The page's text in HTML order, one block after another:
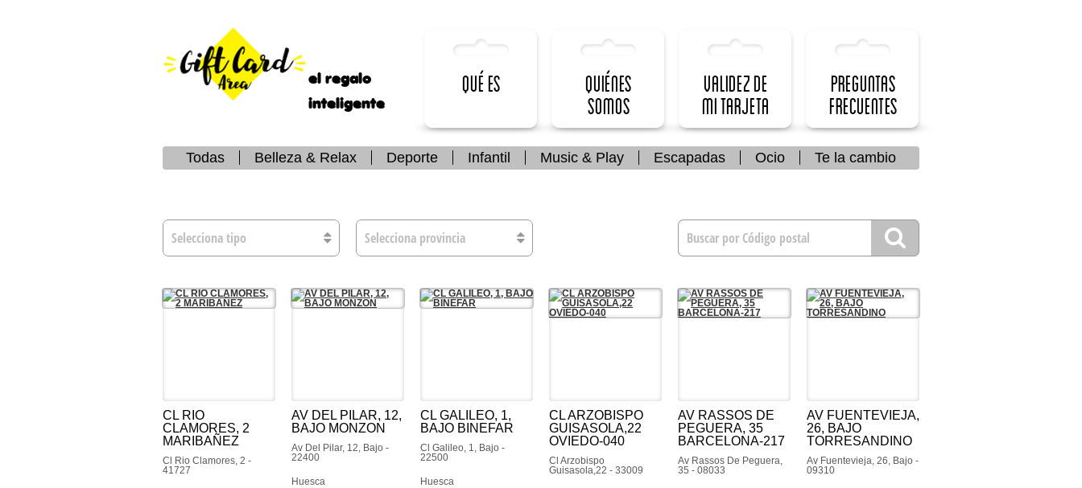
el regalo
inteligente
Qué es
Quiénes
somos
Validez de
mi Tarjeta
Preguntas
frecuentes
Todas Belleza & Relax Deporte Infantil Music & Play Escapadas Ocio Te la cambio
CL RIO
CLAMORES, 2
MARIBAÑEZ
Cl Rio Clamores, 2 -
41727
AV DEL PILAR, 12,
BAJO MONZON
Av Del Pilar, 12, Bajo -
22400
Huesca
CL GALILEO, 1,
BAJO BINEFAR
Cl Galileo, 1, Bajo -
22500
Huesca
CL ARZOBISPO
GUISASOLA,22
OVIEDO-040
Cl Arzobispo
Guisasola,22 - 33009
AV RASSOS DE
PEGUERA, 35
BARCELONA-217
Av Rassos De Peguera,
35 - 08033
AV FUENTEVIEJA,
26, BAJO
TORRESANDINO
Av Fuentevieja, 26, Bajo -
09310